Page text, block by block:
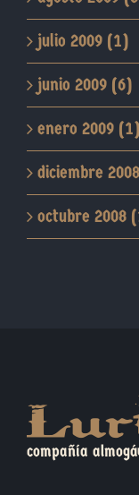
julio 2009 (1)
junio 2009 (6)
enero 2009 (1)
diciembre
octubre 2008
compañía